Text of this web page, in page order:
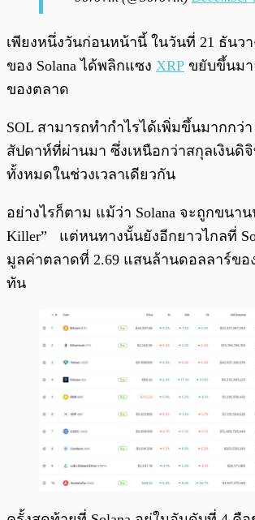
เพียงหนึ่งวันก่อนหน้านี้ ในวันที่ 21 ธันว
ของ Solana ได้พลิกแซง XRP ขยับขึ้นม
ของตลาด
SOL สามารถทำกำไรได้เพิ่มขึ้นมากกว่า
สัปดาห์ที่ผ่านมา ซึ่งเหนือกว่าสกุลเงินดิ
ทั้งหมดในช่วงเวลาเดียวกัน
อย่างไรก็ตาม แม้ว่า Solana จะถูกขนาน
Killer” แต่หนทางนั้นยังอีกยาวไกลที่
มูลค่าตลาดที่ 2.69 แสนล้านดอลลาร์ขอ
ทัน